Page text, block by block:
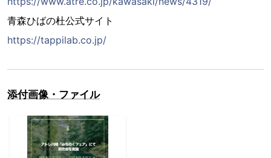
青森ひばの杜公式サイト
https://tappilab.co.jp/
添付画像・ファイル